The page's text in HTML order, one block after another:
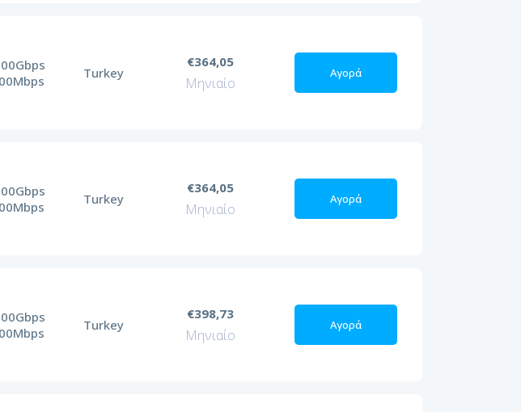
Turkey
€364,05
Μηνιαίο
Αγορά
Turkey
€364,05
Μηνιαίο
Αγορά
Turkey
€398,73
Μηνιαίο
Αγορά